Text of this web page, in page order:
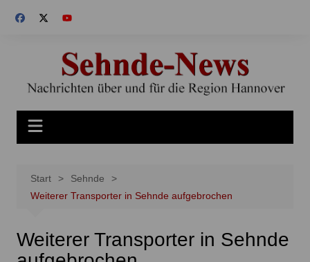
Inhalt
Start
Sehnde
Weiterer Transporter in Sehnde aufgebrochen
Weiterer Transporter in Sehnde